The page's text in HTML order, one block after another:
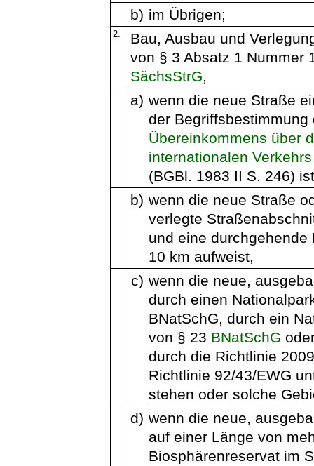
b) im Übrigen;
2.
Bau, Ausbau und
von § 3 Absatz 1 Nummer
SächsStrG,
a) wenn die neue Straße
der
Übereinkommens über
internationalen Verkehrs
(BGBl. 1983 II S. 246)
b) wenn die neue Straße
verlegte
und eine
10 km aufweist,
c) wenn die neue,
durch einen
BNatSchG, durch ein
von § 23 BNatSchG
durch die Richtlinie
Richtlinie 92/43/EWG
stehen oder solche
d) wenn die neue,
auf einer Länge von
Biosphärenreservat im